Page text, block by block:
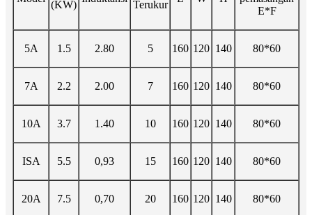
(KW) Terukur
E*F
5A 1.5 2.80 5 160 120 140 80*60
7A 2.2 2.00 7 160 120 140 80*60
10A 3.7 1.40 10 160 120 140 80*60
ISA 5.5 0,93 15 160 120 140 80*60
20A 7.5 0,70 20 160 120 140 80*60